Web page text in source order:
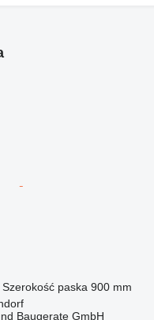
Szerokość paska 900 mm
Baugerate GmbH